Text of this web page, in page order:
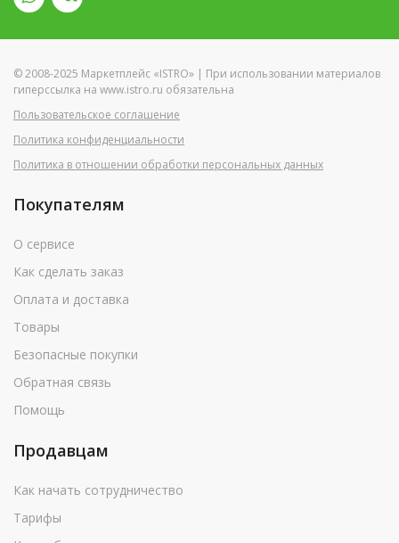
© 2008-2025 Маркетплейс «ISTRO» | При использовании материалов
гиперссылка на www.istro.ru обязательна
Пользовательское соглашение
Политика конфиденциальности
Политика в отношении обработки персональных данных
Покупателям
О сервисе
Как сделать заказ
Оплата и доставка
Товары
Безопасные покупки
Обратная связь
Помощь
Продавцам
Как начать сотрудничество
Тарифы